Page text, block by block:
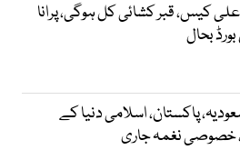
کیس، قبر کشائی کل ہوگی، پرانا
بحال
پاکستان، اسلامی دنیا کے
خصوصی نغمہ جاری